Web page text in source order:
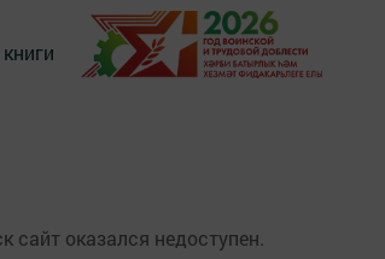
оказался недоступен.